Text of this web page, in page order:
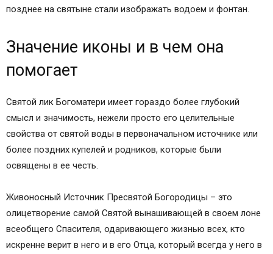
Чудо, явленное в священной роще
Падение Византии и разрушение храмов
Образ Богородицы в Саровской пустыни
Празднования в честь святой иконы
Особенности иконографии образа Богородицы
Распространение святого образа на Руси и на
Афоне
Помощь, изливаемая через этот образ
Православные иконы и молитвы
Информационный сайт про иконы, молитвы,
православные традиции.
Икона Живоносный Источник в чем помогает
позднее на святыне стали изображать водоем и фонтан.
Значение иконы и в чем она
помогает
Святой лик Богоматери имеет гораздо более глубокий
смысл и значимость, нежели просто его целительные
свойства от святой воды в первоначальном источнике или
более поздних купелей и родников, которые были
освящены в ее честь.
Живоносный Источник Пресвятой Богородицы – это
олицетворение самой Святой вынашивающей в своем лоне
всеобщего Спасителя, одаривающего жизнью всех, кто
искренне верит в него и в его Отца, который всегда у него в